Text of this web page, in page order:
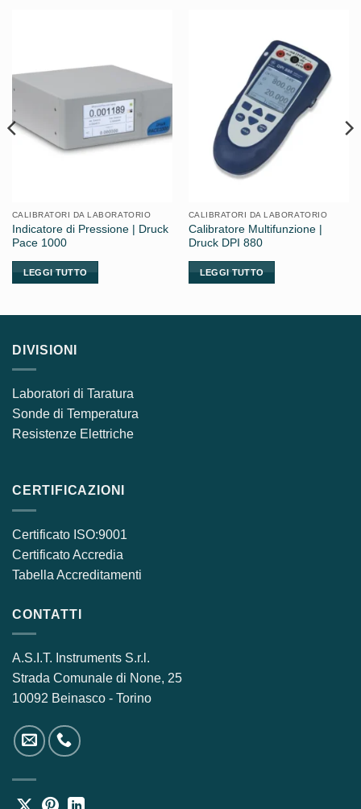
CALIBRATORI DA LABORATORIO
Indicatore di Pressione | Druck
Pace 1000
LEGGI TUTTO
CALIBRATORI DA LABORATORIO
Calibratore Multifunzione |
Druck DPI 880
LEGGI TUTTO
DIVISIONI
Laboratori di Taratura
Sonde di Temperatura
Resistenze Elettriche
CERTIFICAZIONI
Certificato ISO:9001
Certificato Accredia
Tabella Accreditamenti
CONTATTI
A.S.I.T. Instruments S.r.l.
Strada Comunale di None, 25
10092 Beinasco - Torino